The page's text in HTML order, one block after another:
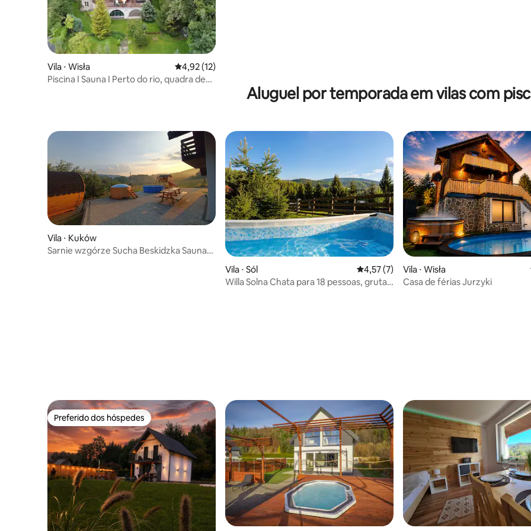
Vila ⋅ Wisła 4,92 de uma avaliação média de 5, 12 avaliações
4,92 (12)
Piscina I Sauna I Perto do rio, quadra de
Aluguel por temporada em vilas com
Vila ⋅ Kuków
Sarnie wzgórze Sucha Beskidzka Sauna
Vila ⋅ Sól 4,57 de uma avaliação média de 5, 7
4,57 (7)
Willa Solna Chata para 18 pessoas, gruta
Vila ⋅ Wisła
Casa de férias Jurzyki
Preferido dos hóspedes
Preferido dos hóspedes